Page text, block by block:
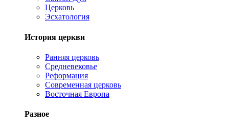
Церковь
Эсхатология
История церкви
Ранняя церковь
Средневековье
Реформация
Современная церковь
Восточная Европа
Разное